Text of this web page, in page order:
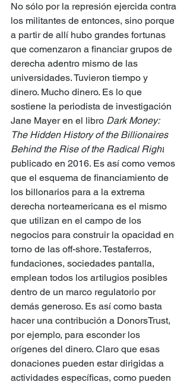
No sólo por la represión ejercida contra
los militantes de entonces, sino porque
a partir de allí hubo grandes fortunas
que comenzaron a financiar grupos de
derecha adentro mismo de las
universidades. Tuvieron tiempo y
dinero. Mucho dinero. Es lo que
sostiene la periodista de investigación
Jane Mayer en el libro Dark Money:
The Hidden History of the Billionaires
Behind the Rise of the Radical Right
publicado en 2016. Es así como vemos
que el esquema de financiamiento de
los billonarios para a la extrema
derecha norteamericana es el mismo
que utilizan en el campo de los
negocios para construir la opacidad en
torno de las off-shore. Testaferros,
fundaciones, sociedades pantalla,
emplean todos los artilugios posibles
dentro de un marco regulatorio por
demás generoso. Es así como basta
hacer una contribución a DonorsTrust,
por ejemplo, para esconder los
orígenes del dinero. Claro que esas
donaciones pueden estar dirigidas a
actividades específicas, como pueden